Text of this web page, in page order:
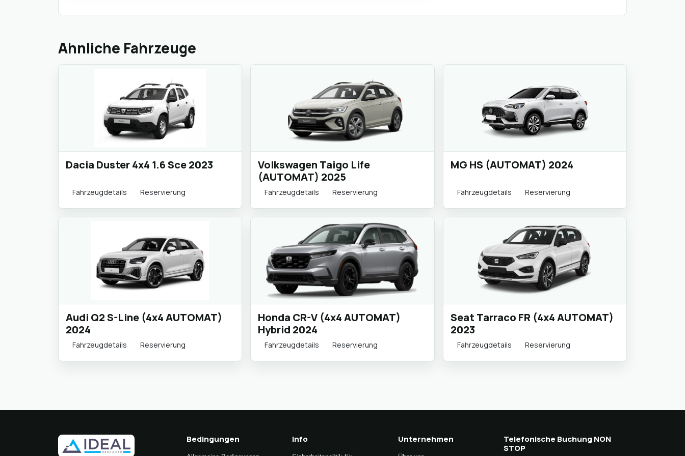
Ahnliche Fahrzeuge
Dacia Duster 4x4 1.6 Sce 2023
Fahrzeugdetails Reservierung
Volkswagen Taigo Life
(AUTOMAT) 2025
Fahrzeugdetails Reservierung
MG HS (AUTOMAT) 2024
Fahrzeugdetails Reservierung
Audi Q2 S-Line (4x4 AUTOMAT)
2024
Fahrzeugdetails Reservierung
Honda CR-V (4x4 AUTOMAT)
Hybrid 2024
Fahrzeugdetails Reservierung
Seat Tarraco FR (4x4 AUTOMAT)
2023
Fahrzeugdetails Reservierung
Bedingungen Info Unternehmen
Telefonische Buchung NON
STOP